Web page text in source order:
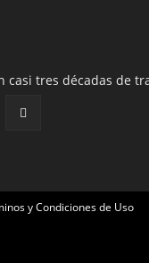
casi tres décadas de
y Condiciones de Uso